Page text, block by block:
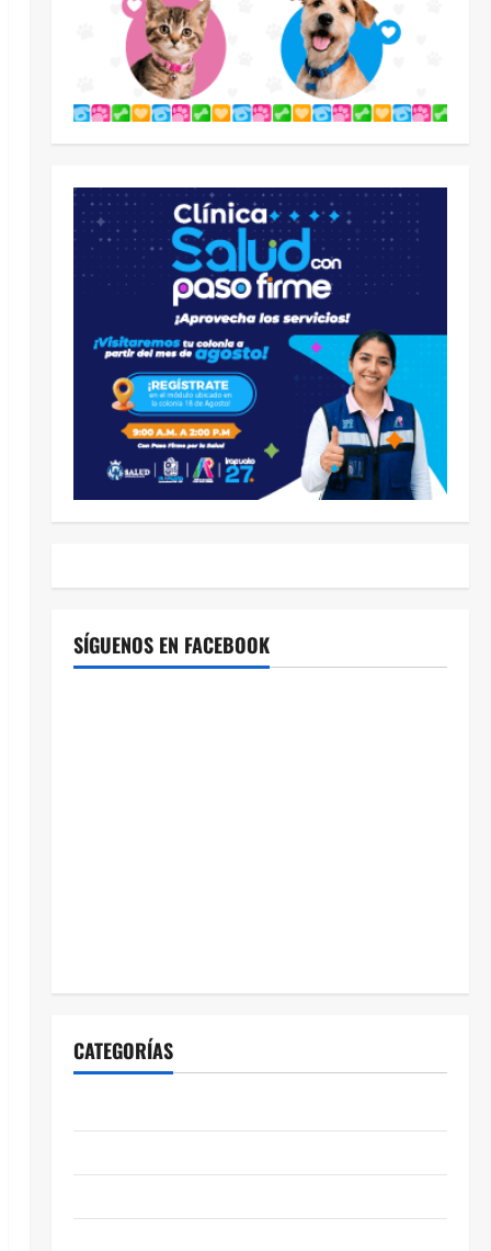
SÍGUENOS EN FACEBOOK
CATEGORÍAS